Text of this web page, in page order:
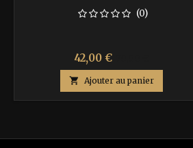
(0)
Prix
42,00 €
base
 Ajouter au panier